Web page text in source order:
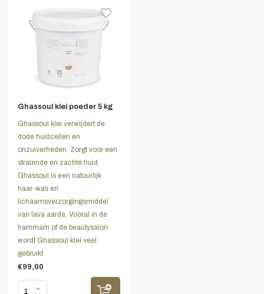
Ghassoul klei poeder 5 kg
Ghassoul klei verwijdert de
dode huidcellen en
onzuiverheden. Zorgt voor een
stralende en zachte huid.
Ghassoul is een natuurlijk
haar-was en
lichaamsverzorgingsmiddel
van lava aarde. Vooral in de
hammam of de beautysalon
wordt Ghassoul klei veel
gebruikt
€99,00